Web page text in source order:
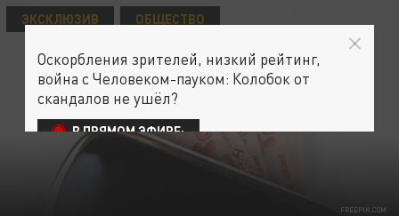
FREEPIK.COM
ЭКСКЛЮЗИВ ОБЩЕСТВО
Оскорбления зрителей, низкий рейтинг,
война с Человеком-пауком: Колобок от
скандалов не ушёл?
В ПРЯМОМ ЭФИРЕ: